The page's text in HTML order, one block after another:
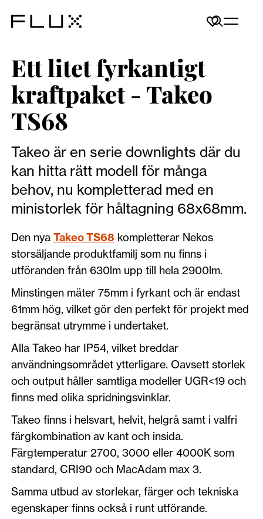
Ett litet fyrkantigt
kraftpaket - Takeo
TS68
Takeo är en serie downlights där du
kan hitta rätt modell för många
behov, nu kompletterad med en
ministorlek för håltagning 68x68mm.
Den nyaTakeo TS68 kompletterar Nekos
storsäljande produktfamilj som nu finns i
utföranden från 630lm upp till hela 2900lm.
Minstingen mäter 75mm i fyrkant och är endast
61mm hög, vilket gör den perfekt för projekt med
begränsat utrymme i undertaket.
Alla Takeo har IP54, vilket breddar
användningsområdet ytterligare. Oavsett storlek
och output håller samtliga modeller UGR<19 och
finns med olika spridningsvinklar.
Takeo finns i helsvart, helvit, helgrå samt i valfri
färgkombination av kant och insida.
Färgtemperatur 2700, 3000 eller 4000K som
standard, CRI90 och MacAdam max 3.
Samma utbud av storlekar, färger och tekniska
egenskaper finns också i runt utförande.